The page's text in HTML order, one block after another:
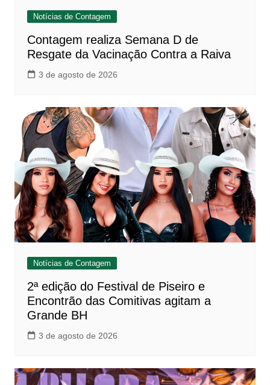
Notícias de Contagem
Contagem realiza Semana D de
Resgate da Vacinação Contra a Raiva
3 de agosto de 2026
Notícias de Contagem
2ª edição do Festival de Piseiro e
Encontrão das Comitivas agitam a
Grande BH
3 de agosto de 2026